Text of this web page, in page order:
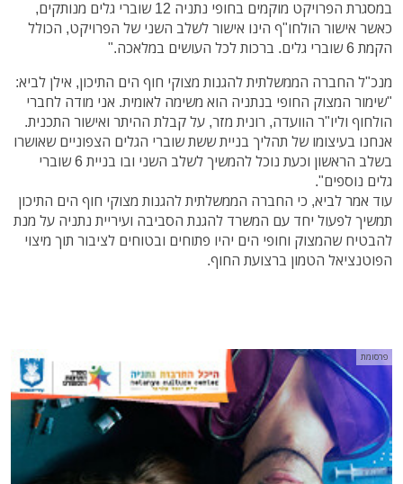
במסגרת הפרויקט מוקמים בחופי נתניה 12 שוברי גלים מנותקים,
כאשר אישור הולחו"ף הינו אישור לשלב השני של הפרויקט, הכולל
הקמת 6 שוברי גלים. ברכות לכל העושים במלאכה."
מנכ"ל החברה הממשלתית להגנות מצוקי חוף הים התיכון, אילן לביא:
"שימור המצוק החופי בנתניה הוא משימה לאומית. אני מודה לחברי
הולחוף וליו"ר הוועדה, רונית מזר, על קבלת ההיתר ואישור התכנית.
אנחנו בעיצומו של תהליך בניית ששת שוברי הגלים הצפוניים שאושרו
בשלב הראשון וכעת נוכל להמשיך לשלב השני ובו בניית 6 שוברי
גלים נוספים".
עוד אמר לביא, כי החברה הממשלתית להגנות מצוקי חוף הים התיכון
תמשיך לפעול יחד עם המשרד להגנת הסביבה ועיריית נתניה על מנת
להבטיח שהמצוק וחופי הים יהיו פתוחים ובטוחים לציבור תוך מיצוי
הפוטנציאל הטמון ברצועת החוף.
פרסומת